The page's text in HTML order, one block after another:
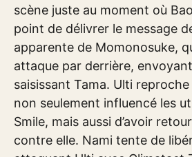
scène juste au moment où
point de délivrer le message
apparente de Momonosuke,
attaque par derrière,
saisissant Tama. Ulti reproche
non seulement influencé les
Smile, mais aussi d’avoir
contre elle. Nami tente de